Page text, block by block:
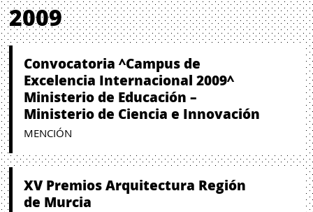
2009
Convocatoria ^Campus de
Excelencia Internacional 2009^
Ministerio de Educación –
Ministerio de Ciencia e Innovación
MENCIÓN
XV Premios Arquitectura Región
de Murcia